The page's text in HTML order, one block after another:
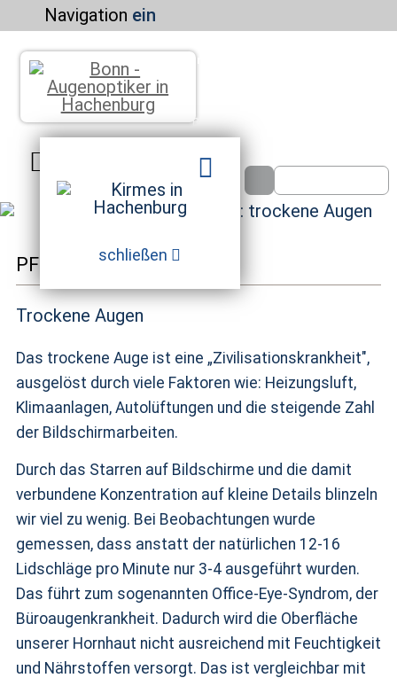
schließen
Navigation ein
Kontakt u. Terminanfrage
Brillen
PFLEGE FÜR IHRE AUGEN
Trockene Augen
Das trockene Auge ist eine „Zivilisationskrankheit",
ausgelöst durch viele Faktoren wie: Heizungsluft,
Klimaanlagen, Autolüftungen und die steigende Zahl
der Bildschirmarbeiten.
Durch das Starren auf Bildschirme und die damit
verbundene Konzentration auf kleine Details blinzeln
wir viel zu wenig. Bei Beobachtungen wurde
gemessen, dass anstatt der natürlichen 12-16
Lidschläge pro Minute nur 3-4 ausgeführt wurden.
Das führt zum sogenannten Office-Eye-Syndrom, der
Büroaugenkrankheit. Dadurch wird die Oberfläche
unserer Hornhaut nicht ausreichend mit Feuchtigkeit
und Nährstoffen versorgt. Das ist vergleichbar mit